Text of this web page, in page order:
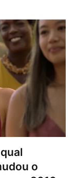
o